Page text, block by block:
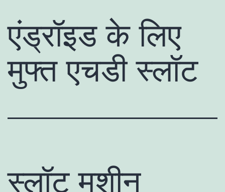
एंड्रॉइड के लिए
मुफ्त एचडी स्लॉट
स्लॉट मशीन